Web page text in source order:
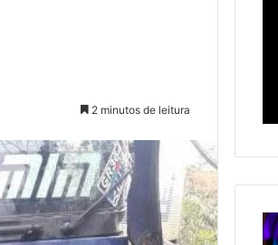
2 minutos de leitura